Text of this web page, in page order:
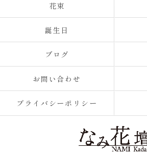
花束
誕生日
ブログ
お問い合わせ
プライバシーポリシー